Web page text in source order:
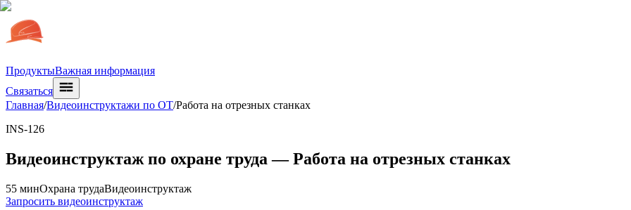
ПродуктыВажная информация
Связаться
Главная/Видеоинструктажи по ОТ/Работа на отрезных станках
INS-126
Видеоинструктаж по охране труда —Работа на отрезных станках
55 минОхрана трудаВидеоинструктаж
Запросить видеоинструктаж